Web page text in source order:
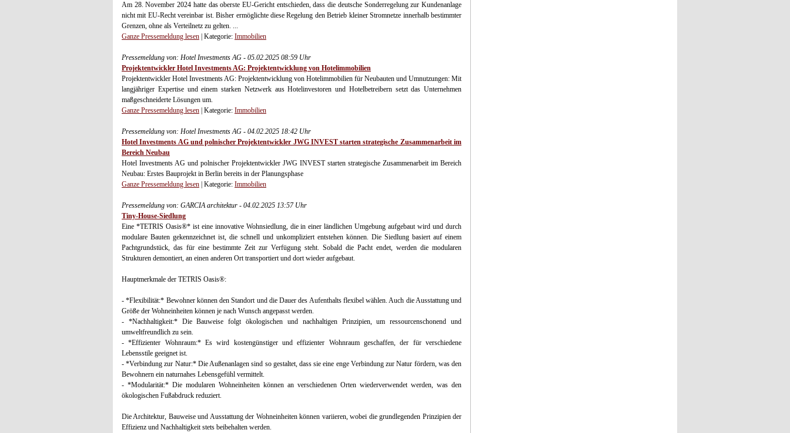
Am 28. November 2024 hatte das oberste EU-Gericht entschieden, dass die deutsche Sonderregelung zur Kundenanlage
nicht mit EU-Recht vereinbar ist. Bisher ermöglichte diese Regelung den Betrieb kleiner Stromnetze innerhalb bestimmter
Grenzen, ohne als Verteilnetz zu gelten. ...
Ganze Pressemeldung lesen | Kategorie: Immobilien
Pressemeldung von: Hotel Investments AG - 05.02.2025 08:59 Uhr
Projektentwickler Hotel Investments AG: Projektentwicklung von Hotelimmobilien
Projektentwickler Hotel Investments AG: Projektentwicklung von Hotelimmobilien für Neubauten und Umnutzungen: Mit
langjähriger Expertise und einem starken Netzwerk aus Hotelinvestoren und Hotelbetreibern setzt das Unternehmen
maßgeschneiderte Lösungen um.
Ganze Pressemeldung lesen | Kategorie: Immobilien
Pressemeldung von: Hotel Investments AG - 04.02.2025 18:42 Uhr
Hotel Investments AG und polnischer Projektentwickler JWG INVEST starten strategische Zusammenarbeit im
Bereich Neubau
Hotel Investments AG und polnischer Projektentwickler JWG INVEST starten strategische Zusammenarbeit im Bereich
Neubau: Erstes Bauprojekt in Berlin bereits in der Planungsphase
Ganze Pressemeldung lesen | Kategorie: Immobilien
Pressemeldung von: GARCIA architektur - 04.02.2025 13:57 Uhr
Tiny-House-Siedlung
Eine *TETRIS Oasis®* ist eine innovative Wohnsiedlung, die in einer ländlichen Umgebung aufgebaut wird und durch
modulare Bauten gekennzeichnet ist, die schnell und unkompliziert entstehen können. Die Siedlung basiert auf einem
Pachtgrundstück, das für eine bestimmte Zeit zur Verfügung steht. Sobald die Pacht endet, werden die modularen
Strukturen demontiert, an einen anderen Ort transportiert und dort wieder aufgebaut.
Hauptmerkmale der TETRIS Oasis®:
- *Flexibilität:* Bewohner können den Standort und die Dauer des Aufenthalts flexibel wählen. Auch die Ausstattung und
Größe der Wohneinheiten können je nach Wunsch angepasst werden.
- *Nachhaltigkeit:* Die Bauweise folgt ökologischen und nachhaltigen Prinzipien, um ressourcenschonend und
umweltfreundlich zu sein.
- *Effizienter Wohnraum:* Es wird kostengünstiger und effizienter Wohnraum geschaffen, der für verschiedene
Lebensstile geeignet ist.
- *Verbindung zur Natur:* Die Außenanlagen sind so gestaltet, dass sie eine enge Verbindung zur Natur fördern, was den
Bewohnern ein naturnahes Lebensgefühl vermittelt.
- *Modularität:* Die modularen Wohneinheiten können an verschiedenen Orten wiederverwendet werden, was den
ökologischen Fußabdruck reduziert.
Die Architektur, Bauweise und Ausstattung der Wohneinheiten können variieren, wobei die grundlegenden Prinzipien der
Effizienz und Nachhaltigkeit stets beibehalten werden.